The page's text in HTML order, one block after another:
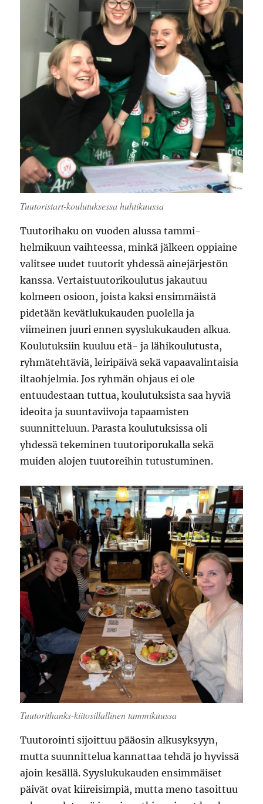
Tuutoristart-koulutuksessa huhtikuussa
Tuutorihaku on vuoden alussa tammi-
helmikuun vaihteessa, minkä jälkeen oppiaine
valitsee uudet tuutorit yhdessä ainejärjestön
kanssa. Vertaistuutorikoulutus jakautuu
kolmeen osioon, joista kaksi ensimmäistä
pidetään kevätlukukauden puolella ja
viimeinen juuri ennen syyslukukauden alkua.
Koulutuksiin kuuluu etä- ja lähikoulutusta,
ryhmätehtäviä, leiripäivä sekä vapaavalintaisia
iltaohjelmia. Jos ryhmän ohjaus ei ole
entuudestaan tuttua, koulutuksista saa hyviä
ideoita ja suuntaviivoja tapaamisten
suunnitteluun. Parasta koulutuksissa oli
yhdessä tekeminen tuutoriporukalla sekä
muiden alojen tuutoreihin tutustuminen.
Tuutorithanks-kiitosillallinen tammikuussa
Tuutorointi sijoittuu pääosin alkusyksyyn,
mutta suunnittelua kannattaa tehdä jo hyvissä
ajoin kesällä. Syyslukukauden ensimmäiset
päivät ovat kiireisimpiä, mutta meno tasoittuu